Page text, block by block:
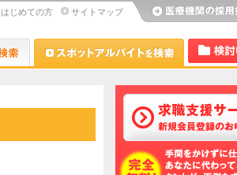
はじめての方 サイトマップ
Dr.アルなび Dr.アルなび